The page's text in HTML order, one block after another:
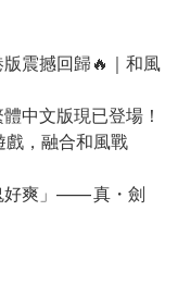
震撼回歸🔥｜和風
中文版現已登場！
，融合和風戰
好爽」—— 真・劍